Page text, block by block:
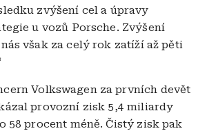
zvýšení cel a úpravy
u vozů Porsche. Zvýšení
však za celý rok zatíží až pěti
Volkswagen za prvních devět
provozní zisk 5,4 miliardy
58 procent méně. Čistý zisk pak